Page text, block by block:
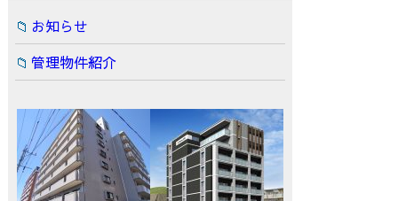
お知らせ
管理物件紹介